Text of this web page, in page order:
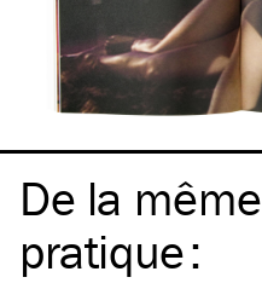
De la même
pratique: